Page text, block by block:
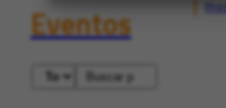
Eventos